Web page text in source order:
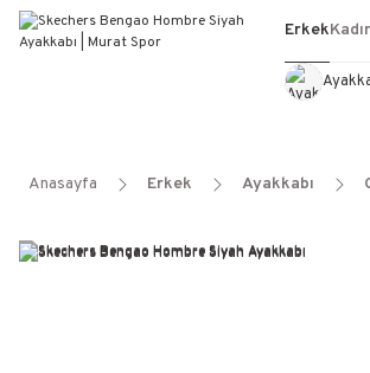
Erkek
Anasayfa Erkek Ayakkabı